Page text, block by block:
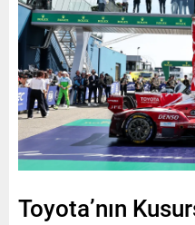
Toyota’nın